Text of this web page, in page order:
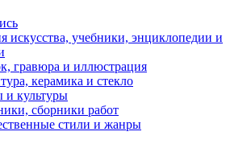
искусства, учебники, энциклопедии и
гравюра и иллюстрация
керамика и стекло
и культуры
сборники работ
стили и жанры